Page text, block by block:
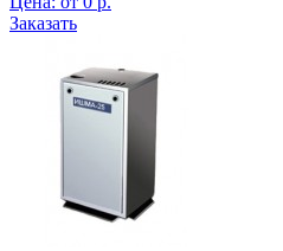
Заказать